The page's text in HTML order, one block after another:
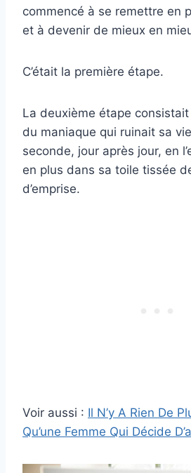
commencé à se remettre en
et à devenir de mieux en
C’était la première étape.
La deuxième étape
du maniaque qui ruinait sa
seconde, jour après jour, en
en plus dans sa toile tissée
d’emprise.
Voir aussi : Il N’y A Rien De
Qu’une Femme Qui Décide